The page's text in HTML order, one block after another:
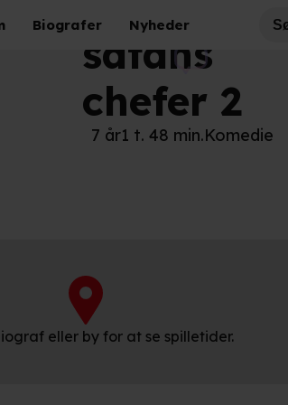
Biografer Nyheder
satans
chefer 2
7 år1 t. 48 min.Komedie
eller by for at se spilletider.